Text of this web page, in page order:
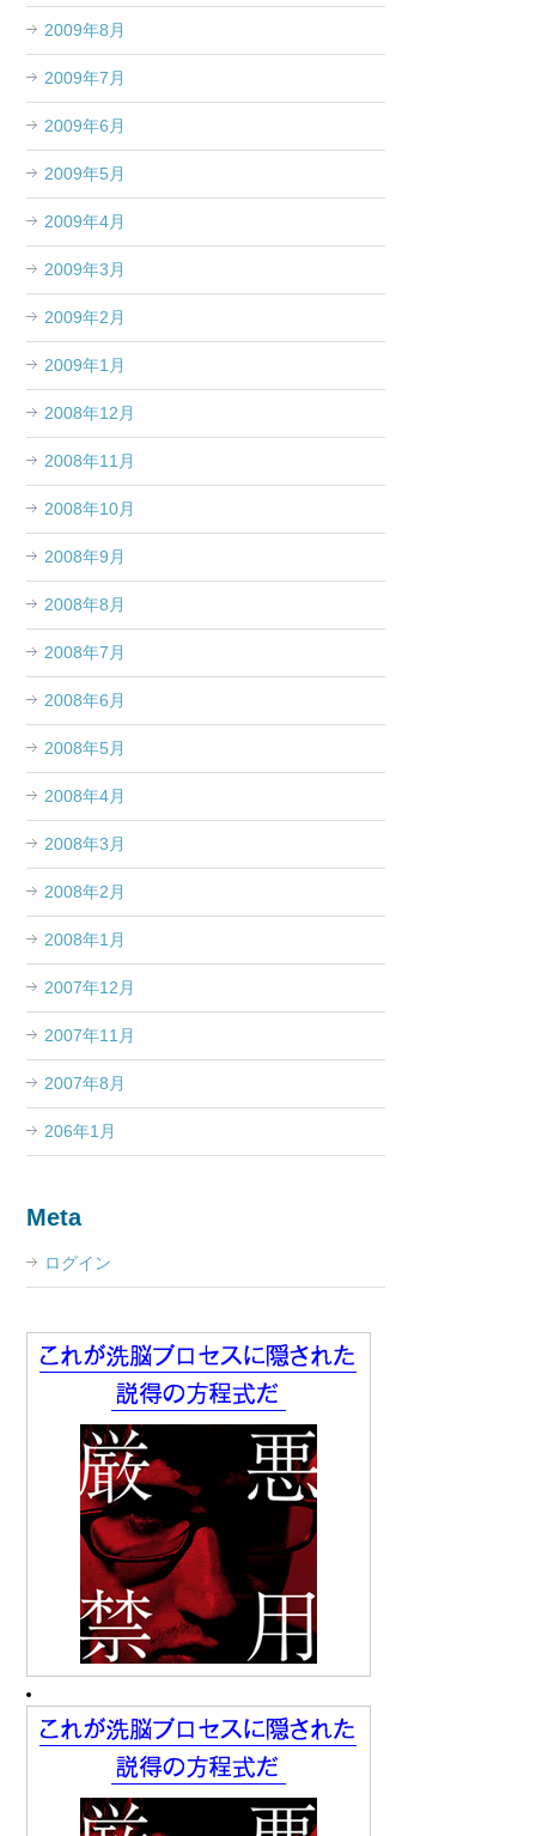
2009年8月
2009年7月
2009年6月
2009年5月
2009年4月
2009年3月
2009年2月
2009年1月
2008年12月
2008年11月
2008年10月
2008年9月
2008年8月
2008年7月
2008年6月
2008年5月
2008年4月
2008年3月
2008年2月
2008年1月
2007年12月
2007年11月
2007年8月
206年1月
Meta
ログイン